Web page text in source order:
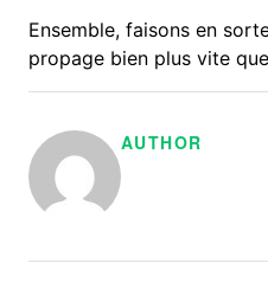
Ensemble, faisons en
propage bien plus vite
AUTHOR